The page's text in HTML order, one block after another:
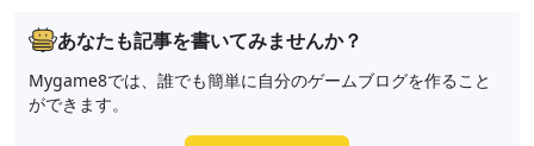
あなたも記事を書いてみませんか？
Mygame8では、誰でも簡単に自分のゲームブログを作ること
ができます。